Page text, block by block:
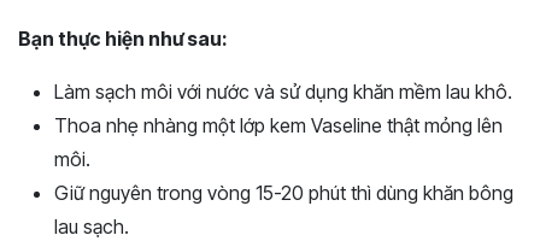
Bạn thực hiện như sau:
Làm sạch môi với nước và sử dụng khăn mềm lau khô.
Thoa nhẹ nhàng một lớp kem Vaseline thật mỏng lên
môi.
Giữ nguyên trong vòng 15-20 phút thì dùng khăn bông
lau sạch.